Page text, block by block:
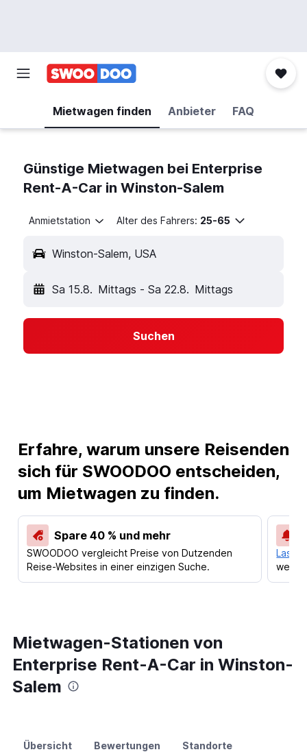
Mietwagen finden Anbieter FAQ
Günstige Mietwagen bei Enterprise
Rent-A-Car in Winston-Salem
Anmietstation Alter des Fahrers: 25-65
Winston-Salem, USA
Sa 15.8. Mittags - Sa 22.8. Mittags
Suchen
Erfahre, warum unsere Reisenden
sich für SWOODOO entscheiden,
um Mietwagen zu finden.
Spare 40 % und mehr
SWOODOO vergleicht Preise von Dutzenden
Reise-Websites in einer einzigen Suche.
Lass
Mietwagen-Stationen von
Enterprise Rent-A-Car in Winston-
Salem
Übersicht Bewertungen Standorte